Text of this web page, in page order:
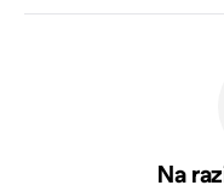
Na